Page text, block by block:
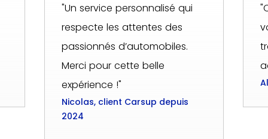
"Un service personnalisé qui
respecte les attentes des
passionnés d’automobiles.
Merci pour cette belle
expérience !"
Nicolas, client Carsup depuis
2024